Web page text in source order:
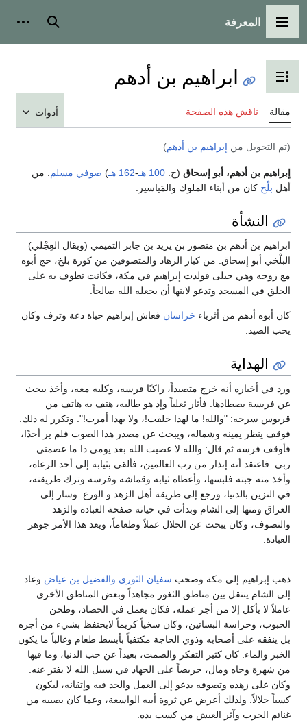
القائمة الرئيسية
المعرفة بحث
تبديل عرض جدول المحتويات
ابراهيم بن أدهم
مقالة ناقش هذه الصفحة أدوات
(تم التحويل من إبراهيم بن أدهم)
إبراهيم بن أدهم، أبو إسحاق (ح. 100 هـ -162 هـ ) صوفي مسلم
. من
أهل بلْخ كان من أبناء الملوك والمَياسير.
النشأة
ابراهيم بن أدهم بن منصور بن يزيد بن جابر التميمي (ويقال العِجْلي)
البلْخي أبو إسحاق. من كبار الزهاد والمتصوفين من كورة بلخ، حج أبوه
مع زوجه وهي حبلى فولدت إبراهيم في مكة، فكانت تطوف به على
الحلق في المسجد وتدعو لابنها أن يجعله الله صالحاً.
كان أبوه أدهم من أثرياء خراسان فعاش إبراهيم حياة دعة وترف وكان
يحب الصيد.
الهداية
ورد في أخباره أنه خرج متصيداً، راكبًا فرسه، وكلبه معه، وأخذ يبحث
عن فريسة يصطادها. فأثار ثعلباً وإذ هو طالبه، هتف به هاتف من
قربوس سرجه: "والله! ما لهذا خلقت!، ولا بهذا أمرت!". وتكرر له ذلك.
فوقف ينظر يمينه وشماله، ويبحث عن مصدر هذا الصوت فلم ير أحدًا،
فأوقف فرسه ثم قال: والله لا عصيت الله بعد يومي ذا ما عصمني
ربي. فاعتقد أنه إنذار من رب العالمين، فألقى بثيابه إلى أحد الرعاة،
وأخذ منه جبته فلبسها، وأعطاه ثيابه وقماشه وفرسه وترك طريقته،
في التزين بالدنيا، ورجع إلى طريقة أهل الزهد و الورع. وسار إلى
العراق ومنها إلى الشام وبدأت في حياته صفحة العبادة والزهد
والتصوف، وكان يبحث عن الحلال عملاً وطعاماً، ويعد هذا الأمر جوهر
العبادة.
ذهب إبراهيم إلى مكة وصحب سفيان الثوري والفضيل بن عياض وعاد
إلى الشام ينتقل بين مناطق الثغور مجاهداً وبعض المناطق الأخرى
عاملاً لا يأكل إلا من أجر عمله، فكان يعمل في الحصاد، وطحن
الحبوب، وحراسة البساتين، وكان سخياً كريماً لايحتفظ بشيء من أجره
بل ينفقه على أصحابه وذوي الحاجة مكتفياً بأبسط طعام وغالباً ما يكون
الخبز والماء. كان كثير التفكر والصمت، بعيداً عن حب الدنيا، وما فيها
من شهرة وجاه ومال، حريصاً على الجهاد في سبيل الله لا يفتر عنه.
وكان على زهده وتصوفه يدعو إلى العمل والجد فيه وإتقانه، ليكون
كسباً حلالاً. ولذلك أعرض عن ثروة أبيه الواسعة، وعما كان يصيبه من
غنائم الحرب وآثر العيش من كسب يده.